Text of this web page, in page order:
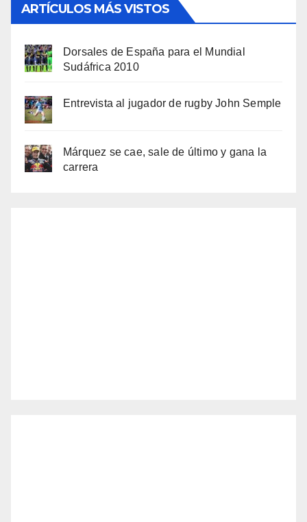
ARTÍCULOS MÁS VISTOS
Dorsales de España para el Mundial
Sudáfrica 2010
Entrevista al jugador de rugby John Semple
Márquez se cae, sale de último y gana la
carrera